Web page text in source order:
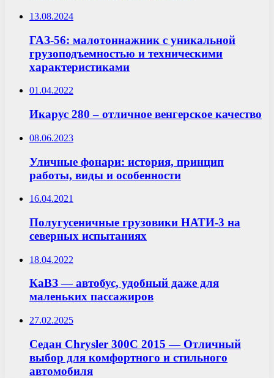
13.08.2024
ГАЗ-56: малотоннажник с уникальной
грузоподъемностью и техническими
характеристиками
01.04.2022
Икарус 280 – отличное венгерское качество
08.06.2023
Уличные фонари: история, принцип
работы, виды и особенности
16.04.2021
Полугусеничные грузовики НАТИ-3 на
северных испытаниях
18.04.2022
КаВЗ — автобус, удобный даже для
маленьких пассажиров
27.02.2025
Седан Chrysler 300C 2015 — Отличный
выбор для комфортного и стильного
автомобиля